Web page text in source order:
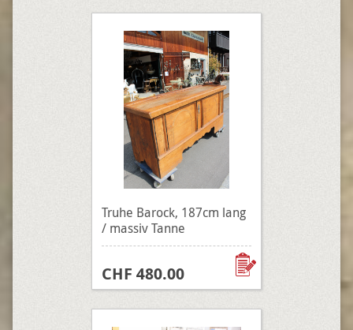
Truhe Barock, 187cm lang
/ massiv Tanne
CHF 480.00